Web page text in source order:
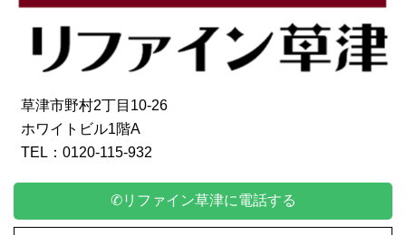
草津市野村2丁目10-26
ホワイトビル1階A
TEL：0120-115-932
✆リファイン草津に電話する